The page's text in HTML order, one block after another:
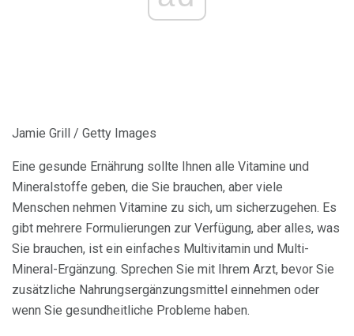
Jamie Grill / Getty Images
Eine gesunde Ernährung sollte Ihnen alle Vitamine und
Mineralstoffe geben, die Sie brauchen, aber viele
Menschen nehmen Vitamine zu sich, um sicherzugehen. Es
gibt mehrere Formulierungen zur Verfügung, aber alles, was
Sie brauchen, ist ein einfaches Multivitamin und Multi-
Mineral-Ergänzung. Sprechen Sie mit Ihrem Arzt, bevor Sie
zusätzliche Nahrungsergänzungsmittel einnehmen oder
wenn Sie gesundheitliche Probleme haben.